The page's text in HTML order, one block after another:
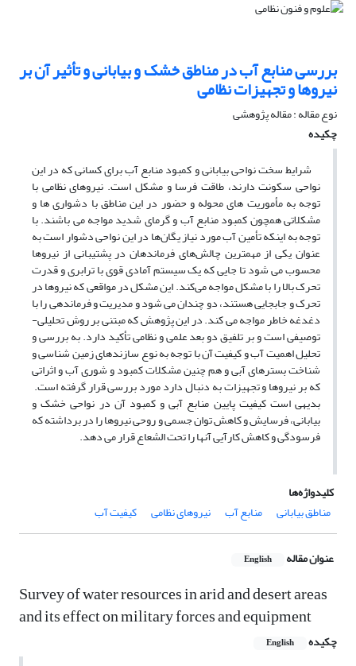
بررسی منابع آب در مناطق خشک و بیابانی و تأثیر آن بر
نیروها و تجهیزات نظامی
نوع مقاله : مقاله پژوهشی
چکیده
شرایط سخت نواحی بیابانی و کمبود منابع آب برای کسانی که در این
نواحی سکونت دارند، طاقت فرسا و مشکل است. نیروهای نظامی با
توجه به مأموریت های محوله و حضور در این مناطق با دشواری ها و
مشکلاتی همچون کمبود منابع آب و گرمای شدید مواجه می باشند. با
توجه به اینکه تأمین آب مورد نیاز یگان‌ها در این نواحی دشوار است‏ به
عنوان یکی از مهمترین چالش‌های فرماندهان در پشتیبانی از نیروها
محسوب می شود تا جایی که یک سیستم آمادی قوی با ترابری و قدرت
تحرک بالا را با مشکل مواجه می‌کند. این مشکل در مواقعی که نیروها در
تحرک و جابجایی هستند، دو چندان می شود و مدیریت و فرماندهی را با
دغدغه خاطر مواجه می کند. در این پژوهش که مبتنی بر روش تحلیلی-
توصیفی است و بر تلفیق دو بعد علمی و نظامی تأکید دارد. به بررسی و
تحلیل اهمیت آب و کیفیت آن با توجه به نوع سازندهای زمین شناسی و
شناخت بسترهای آبی و هم چنین مشکلات کمبود و شوری آب و اثراتی
که بر نیروها و تجهیزات به دنبال دارد مورد بررسی قرار گرفته است.
بدیهی است کیفیت پایین منابع آبی و کمبود آن در نواحی خشک و
بیابانی، فرسایش و کاهش توان جسمی و روحی نیروها را در برداشته که
فرسودگی و کاهش کارآیی آنها را تحت الشعاع قرار می دهد.
کلیدواژه‌ها
مناطق بیابانی
منابع آب نیروهای نظامی کیفیت آب
عنوان مقاله English
Survey of water resources in arid and desert areas
and its effect on military forces and equipment
چکیده English